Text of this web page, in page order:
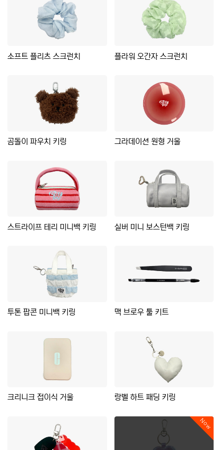
소프트 플리츠 스크런치 플라워 오간자 스크런치
곰돌이 파우치 키링 그라데이션 원형 거울
스트라이프 테리 미니백 키링 실버 미니 보스턴백 키링
투톤 팝콘 미니백 키링 맥 브로우 툴 키트
크리니크 접이식 거울 랑벨 하트 패딩 키링
Now